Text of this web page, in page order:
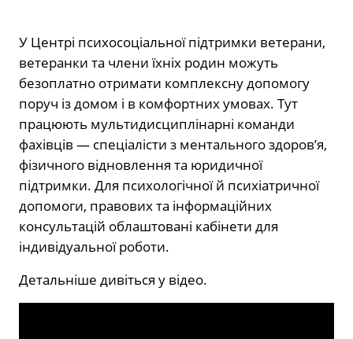
У Центрі психосоціальної підтримки ветерани,
ветеранки та члени їхніх родин можуть
безоплатно отримати комплексну допомогу
поруч із домом і в комфортних умовах. Тут
працюють мультидисциплінарні команди
фахівців — спеціалісти з ментального здоров’я,
фізичного відновлення та юридичної
підтримки. Для психологічної й психіатричної
допомоги, правових та інформаційних
консультацій облаштовані кабінети для
індивідуальної роботи.
Детальніше дивіться у відео.